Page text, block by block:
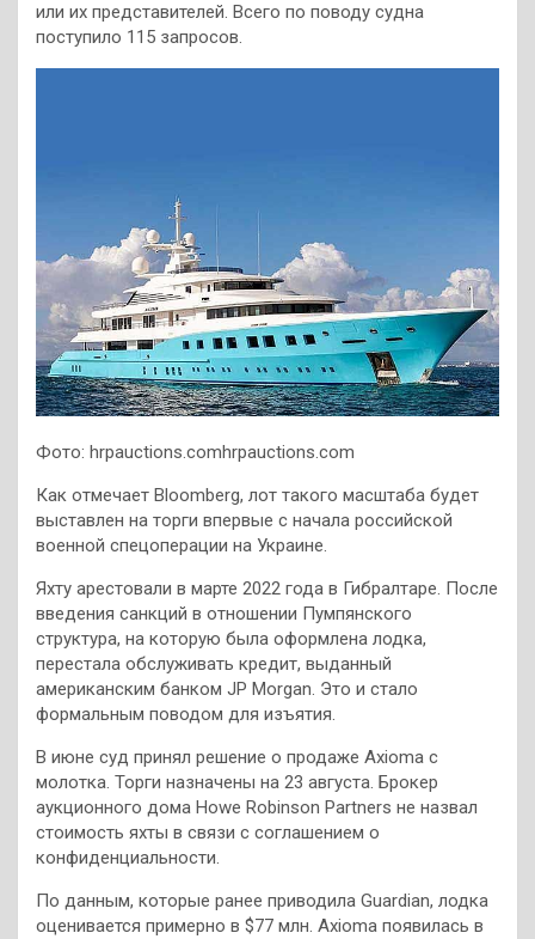
или их представителей. Всего по поводу судна
поступило 115 запросов.
Фото: hrpauctions.comhrpauctions.com
Как отмечает Bloomberg, лот такого масштаба будет
выставлен на торги впервые с начала российской
военной спецоперации на Украине.
Яхту арестовали в марте 2022 года в Гибралтаре. После
введения санкций в отношении Пумпянского
структура, на которую была оформлена лодка,
перестала обслуживать кредит, выданный
американским банком JP Morgan. Это и стало
формальным поводом для изъятия.
В июне суд принял решение о продаже Axioma с
молотка. Торги назначены на 23 августа. Брокер
аукционного дома Howe Robinson Partners не назвал
стоимость яхты в связи с соглашением о
конфиденциальности.
По данным, которые ранее приводила Guardian, лодка
оценивается примерно в $77 млн. Axioma появилась в